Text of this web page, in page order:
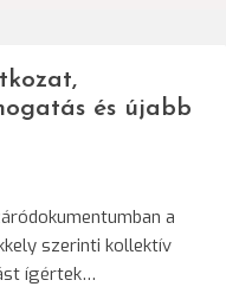
és újabb
a
szerinti kollektív
ígértek…